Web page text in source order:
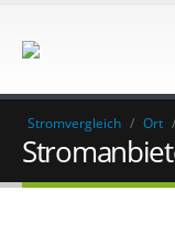
Stromvergleich / Ort /